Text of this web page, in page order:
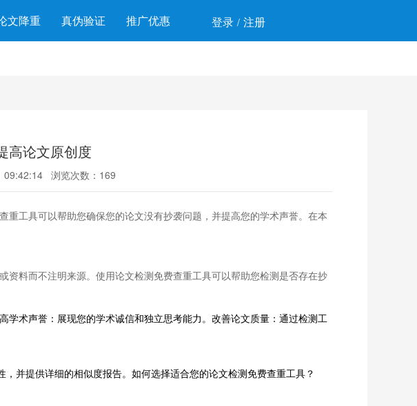
文降重 真伪验证 推广优惠 登录 / 注册
高论文原创度
09:42:14 浏览次数：169
工具可以帮助您确保您的论文没有抄袭问题，并提高您的学术声誉。在本
料而不注明来源。使用论文检测免费查重工具可以帮助您检测是否存在抄
术声誉：展现您的学术诚信和独立思考能力。改善论文质量：通过检测工
并提供详细的相似度报告。如何选择适合您的论文检测免费查重工具？